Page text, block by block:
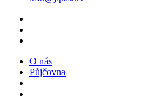
O nás
Půjčovna